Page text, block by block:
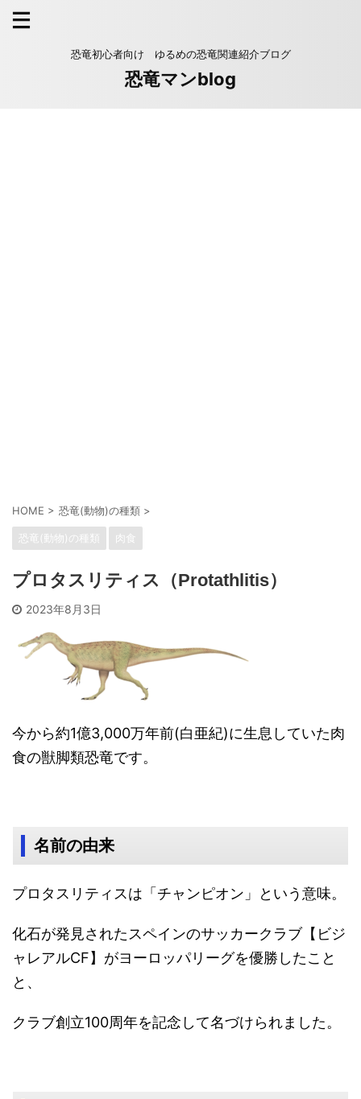
恐竜初心者向け ゆるめの恐竜関連紹介ブログ
恐竜マンblog
HOME > 恐竜(動物)の種類 >
恐竜(動物)の種類 肉食
プロタスリティス（Protathlitis）
2023年8月3日
今から約1億3,000万年前(白亜紀)に生息していた肉
食の獣脚類恐竜です。
名前の由来
プロタスリティスは「チャンピオン」という意味。
化石が発見されたスペインのサッカークラブ【ビジ
ャレアルCF】がヨーロッパリーグを優勝したこと
と、
クラブ創立100周年を記念して名づけられました。